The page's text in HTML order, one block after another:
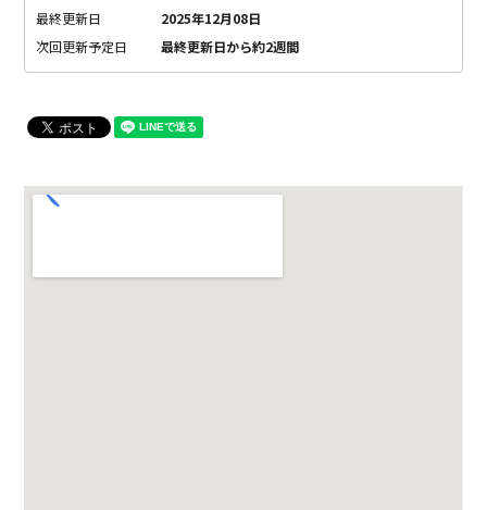
最終更新日
2025年12月08日
次回更新予定日
最終更新日から約2週間